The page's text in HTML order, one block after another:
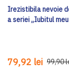
Irezistibila nevoie
a seriei „Iubitul
79,92 lei 99,90